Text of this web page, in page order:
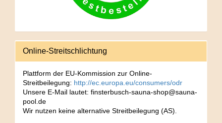
Online-Streitschlichtung
Plattform der EU-Kommission zur Online-
Streitbeilegung: http://ec.europa.eu/consumers/odr
Unsere E-Mail lautet: finsterbusch-sauna-shop@sauna-
pool.de
Wir nutzen keine alternative Streitbeilegung (AS).